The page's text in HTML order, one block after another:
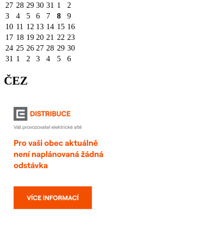
27 28 29 30 31 1
2
3
4 5 6 7 8
9
10 11 12 13 14 15 16
17 18 19 20 21 22 23
24 25 26 27 28 29 30
31 1 2 3 4 5 6
ČEZ